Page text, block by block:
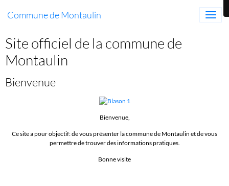
Commune de Montaulin
Site officiel de la commune de
Montaulin
Bienvenue
Bienvenue,
Ce site a pour objectif:de vous présenter la commune de Montaulin et de vous
permettre de trouver des informations pratiques.
Bonne visite